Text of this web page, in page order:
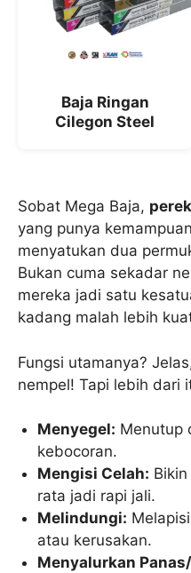
Baja Ringan
Cilegon Steel
Sobat Mega Baja,
yang punya
menyatukan dua
Bukan cuma sekadar
mereka jadi satu
kadang malah lebih
Fungsi utamanya?
nempel! Tapi lebih dari
Menyegel: Menutup
kebocoran.
Mengisi Celah:
rata jadi rapi jali.
Melindungi:
atau kerusakan.
Menyalurkan